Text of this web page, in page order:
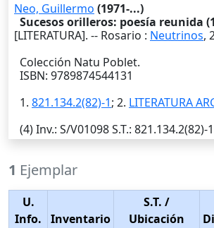
Neo, Guillermo (1971-...)
Sucesos orilleros: poesía reunida
[LITERATURA]. -- Rosario : Neutrinos,
Colección Natu Poblet.
ISBN: 9789874544131
1. 821.134.2(82)-1; 2. LITERATURA
(4)Inv.: S/V01098S.T.: 821.134.2(82)-
1 Ejemplar
U.
Info.
Inventario
S.T. /
Ubicación